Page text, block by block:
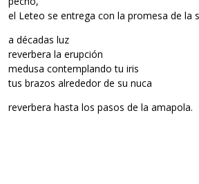
el Leteo se entrega con la promesa de la
a décadas luz
reverbera la erupción
medusa contemplando tu iris
tus brazos alrededor de su nuca
reverbera hasta los pasos de la amapola.